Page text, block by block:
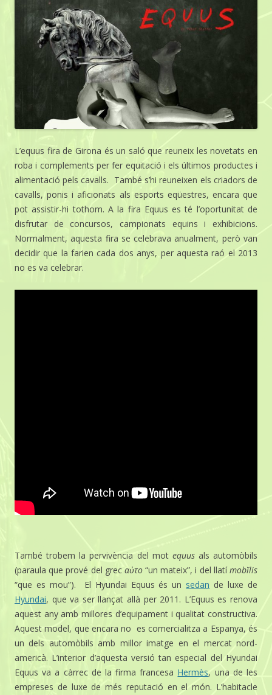
L’equus fira de Girona és un saló que reuneix les novetats en
roba i complements per fer equitació i els últimos productes i
alimentació pels cavalls. També s’hi reuneixen els criadors de
cavalls, ponis i aficionats als esports eqüestres, encara que
pot assistir-hi tothom. A la fira Equus es té l’oportunitat de
disfrutar de concursos, campionats equins i exhibicions.
Normalment, aquesta fira se celebrava anualment, però van
decidir que la farien cada dos anys, per aquesta raó el 2013
no es va celebrar.
També trobem la pervivència del mot equusals automòbils
(paraula que prové del grec αὐτο“un mateix”, i del llatímobĭlis
“que es mou”). El Hyundai Equus és un sedan de luxe de
Hyundai, que va ser llançat allà per 2011. L’Equus es renova
aquest any amb millores d’equipament i qualitat constructiva.
Aquest model, que encara no es comercialitza a Espanya, és
un dels automòbils amb millor imatge en el mercat nord-
americà. L’interior d’aquesta versió tan especial del Hyundai
Equus va a càrrec de la firma francesa Hermès, una de les
empreses de luxe de més reputació en el món. L’habitacle